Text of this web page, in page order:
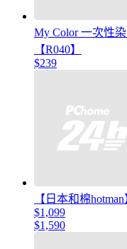
My Color 一次性
【R040】
$239
【日本和棉
$1,099
$1,590